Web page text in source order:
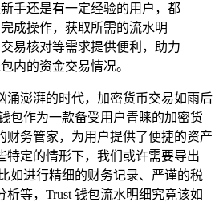
手还是有一定经验的用户，都
成操作，获取所需的流水明
易核对等需求提供便利，助力
内的资金交易情况。
涌澎湃的时代，加密货币交易如雨后
包作为一款备受用户青睐的加密货
财务管家，为用户提供了便捷的资产
特定的情形下，我们或许需要导出
如进行精细的财务记录、严谨的税
析等，Trust 钱包流水明细究竟该如